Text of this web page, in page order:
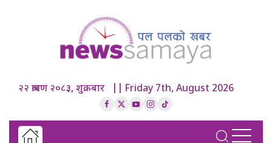
२२ श्रावण २०८३, शुक्रबार || Friday 7th, August 2026